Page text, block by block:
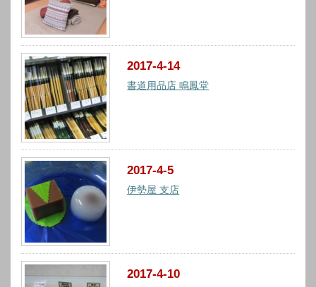
2017-4-14
書道用品店 鳴鳳堂
2017-4-5
伊勢屋 支店
2017-4-10